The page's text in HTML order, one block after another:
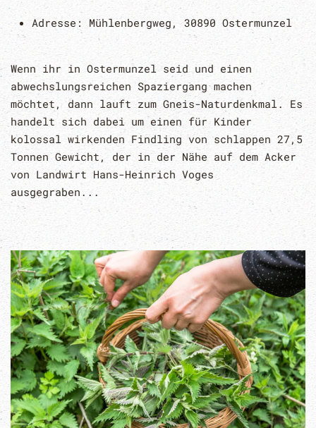
Adresse: Mühlenbergweg, 30890 Ostermunzel
Wenn ihr in Ostermunzel seid und einen
abwechslungsreichen Spaziergang machen
möchtet, dann lauft zum Gneis-Naturdenkmal. Es
handelt sich dabei um einen für Kinder
kolossal wirkenden Findling von schlappen 27,5
Tonnen Gewicht, der in der Nähe auf dem Acker
von Landwirt Hans-Heinrich Voges
ausgegraben...